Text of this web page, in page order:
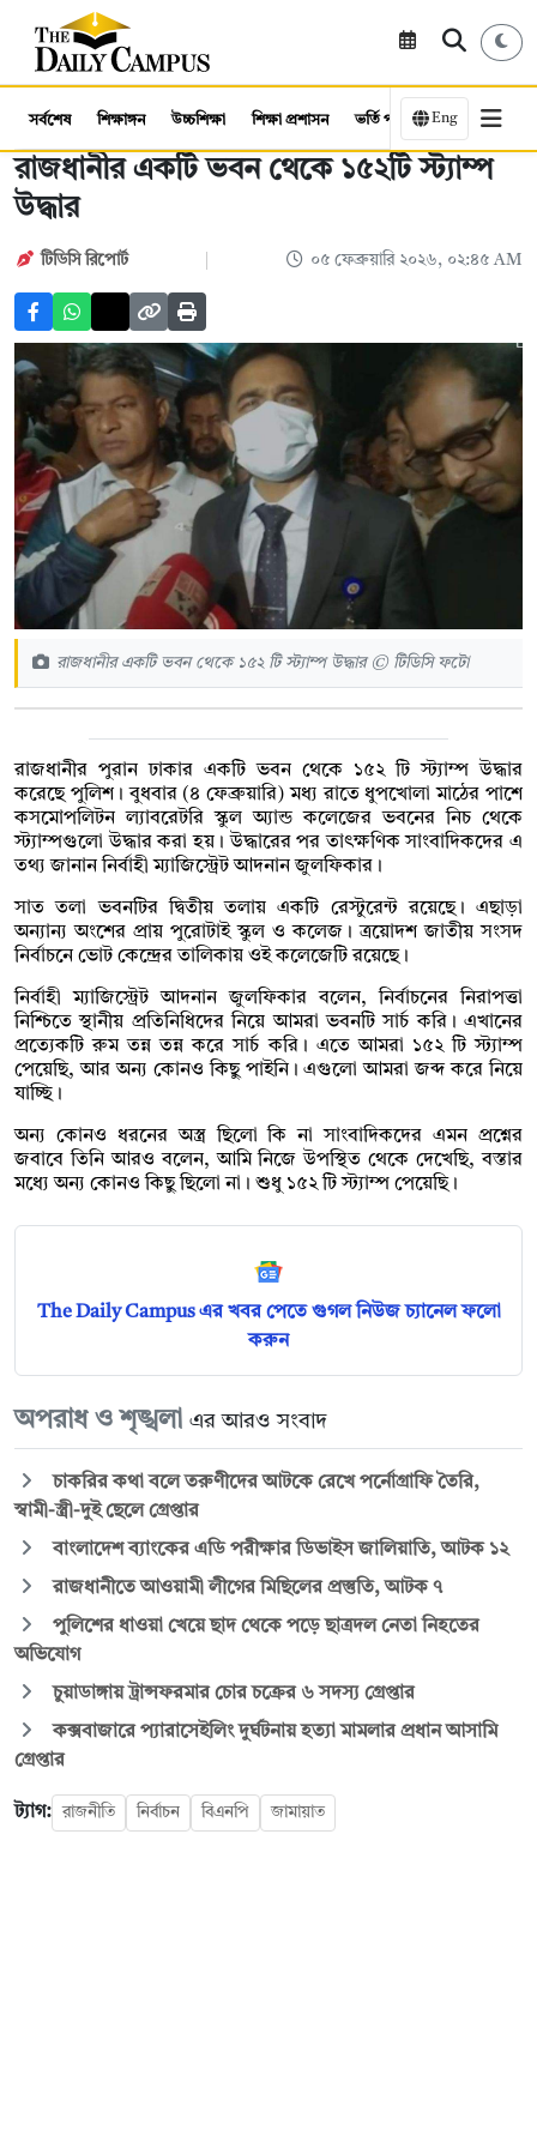
সর্বশেষ শিক্ষাঙ্গন উচ্চশিক্ষা শিক্ষা প্রশাসন ভর্তি পরীক্ষা কর্মসংস্থান
Eng
রাজধানীর একটি ভবন থেকে ১৫২টি স্ট্যাম্প
উদ্ধার
টিডিসি রিপোর্ট ০৫ ফেব্রুয়ারি ২০২৬, ০২:৪৫ AM
রাজধানীর একটি ভবন থেকে ১৫২ টি স্ট্যাম্প উদ্ধার © টিডিসি ফটো
রাজধানীর পুরান ঢাকার একটি ভবন থেকে ১৫২ টি স্ট্যাম্প উদ্ধার
করেছে পুলিশ। বুধবার (৪ ফেব্রুয়ারি) মধ্য রাতে ধুপখোলা মাঠের পাশে
কসমোপলিটন ল্যাবরেটরি স্কুল অ্যান্ড কলেজের ভবনের নিচ থেকে
স্ট্যাম্পগুলো উদ্ধার করা হয়। উদ্ধারের পর তাৎক্ষণিক সাংবাদিকদের এ
তথ্য জানান নির্বাহী ম্যাজিস্ট্রেট আদনান জুলফিকার।
সাত তলা ভবনটির দ্বিতীয় তলায় একটি রেস্টুরেন্ট রয়েছে। এছাড়া
অন্যান্য অংশের প্রায় পুরোটাই স্কুল ও কলেজ। ত্রয়োদশ জাতীয় সংসদ
নির্বাচনে ভোট কেন্দ্রের তালিকায় ওই কলেজেটি রয়েছে।
নির্বাহী ম্যাজিস্ট্রেট আদনান জুলফিকার বলেন, নির্বাচনের নিরাপত্তা
নিশ্চিতে স্থানীয় প্রতিনিধিদের নিয়ে আমরা ভবনটি সার্চ করি। এখানের
প্রত্যেকটি রুম তন্ন তন্ন করে সার্চ করি। এতে আমরা ১৫২ টি স্ট্যাম্প
পেয়েছি, আর‌ অন্য কোনও কিছু পাইনি। এগুলো আমরা জব্দ করে নিয়ে
যাচ্ছি।
অন্য কোনও ধরনের অস্ত্র ছিলো কি না সাংবাদিকদের এমন প্রশ্নের
জবাবে তিনি আরও বলেন, আমি নিজে উপস্থিত থেকে দেখেছি, বস্তার
মধ্যে অন্য কোনও কিছু ছিলো না। শুধু ১৫২ টি স্ট্যাম্প পেয়েছি।
The Daily Campus এর খবর পেতে গুগল নিউজ চ্যানেল ফলো
করুন
অপরাধ ও শৃঙ্খলা এর আরও সংবাদ
চাকরির কথা বলে তরুণীদের আটকে রেখে পর্নোগ্রাফি তৈরি,
স্বামী-স্ত্রী-দুই ছেলে গ্রেপ্তার
বাংলাদেশ ব্যাংকের এডি পরীক্ষার ডিভাইস জালিয়াতি, আটক ১২
রাজধানীতে আওয়ামী লীগের মিছিলের প্রস্তুতি, আটক ৭
পুলিশের ধাওয়া খেয়ে ছাদ থেকে পড়ে ছাত্রদল নেতা নিহতের
অভিযোগ
চুয়াডাঙ্গায় ট্রান্সফরমার চোর চক্রের ৬ সদস্য গ্রেপ্তার
কক্সবাজারে প্যারাসেইলিং দুর্ঘটনায় হত্যা মামলার প্রধান আসামি
গ্রেপ্তার
ট্যাগ: রাজনীতি নির্বাচন বিএনপি জামায়াত